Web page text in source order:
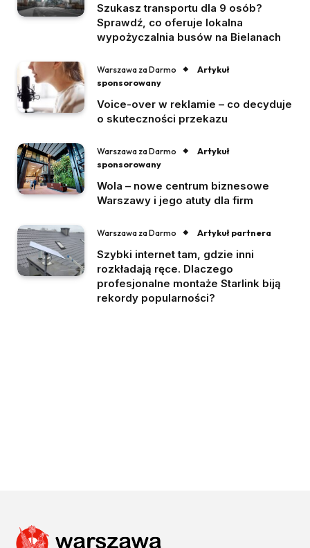
Szukasz transportu dla 9 osób?
Sprawdź, co oferuje lokalna
wypożyczalnia busów na Bielanach
Warszawa za Darmo
Artykuł
sponsorowany
Voice-over w reklamie – co decyduje
o skuteczności przekazu
Warszawa za Darmo
Artykuł
sponsorowany
Wola – nowe centrum biznesowe
Warszawy i jego atuty dla firm
Warszawa za Darmo Artykuł partnera
Szybki internet tam, gdzie inni
rozkładają ręce. Dlaczego
profesjonalne montaże Starlink biją
rekordy popularności?